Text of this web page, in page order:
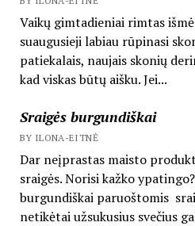
Vaikų gimtadieniai rimtas
suaugusieji labiau rūpinasi
patiekalais, naujais skonių
kad viskas būtų aišku. Jei...
Sraigės burgundiškai
BY ILONA-EITNĖ
Dar neįprastas maisto
sraigės. Norisi kažko
burgundiškai paruoštomis
netikėtai užsukusius svečius